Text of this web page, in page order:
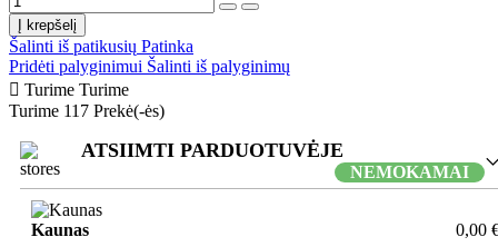
Į krepšelį
Šalinti iš patikusių Patinka
Pridėti palyginimui Šalinti iš palyginimų
 Turime Turime
Turime 117 Prekė(-ės)
ATSIIMTI PARDUOTUVĖJE
NEMOKAMAI
Kaunas 0,00